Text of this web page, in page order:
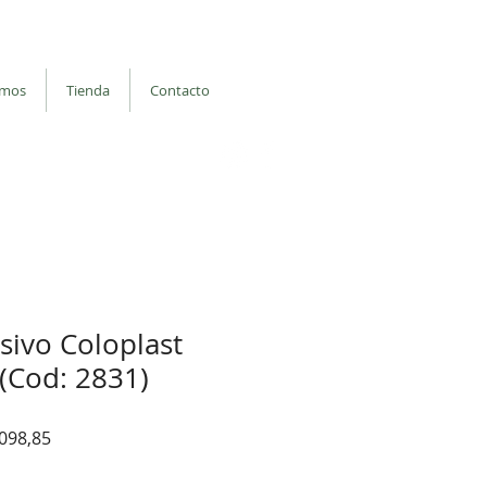
Tienda Contacto
Coloplast
2831)
Precio